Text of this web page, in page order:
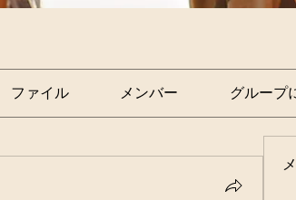
ファイル メンバー グループ